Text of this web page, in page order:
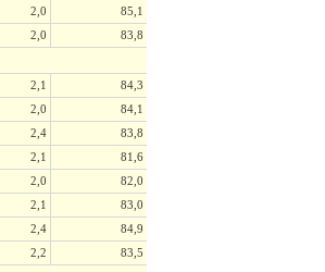
2,0
85,1
2,0 83,8
2,1
84,3
2,0
84,1
2,4
83,8
2,1
81,6
2,0
82,0
2,1
83,0
2,4
84,9
2,2 83,5